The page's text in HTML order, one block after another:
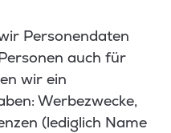
Personendaten
auch für
wir ein
Werbezwecke,
(lediglich Name